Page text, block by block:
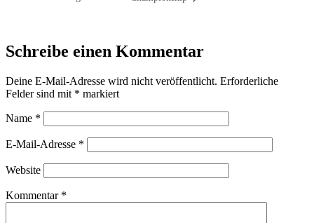
Schreibe einen Kommentar
Deine E-Mail-Adresse wird nicht veröffentlicht. Erforderliche
Felder sind mit * markiert
Name *
E-Mail-Adresse *
Website
Kommentar *